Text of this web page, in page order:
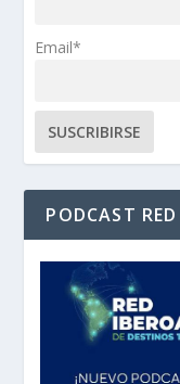
Email*
PODCAST RED